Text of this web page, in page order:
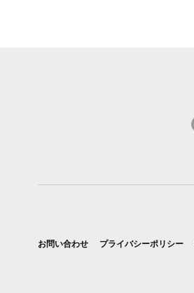
お問い合わせ プライバシーポリシー